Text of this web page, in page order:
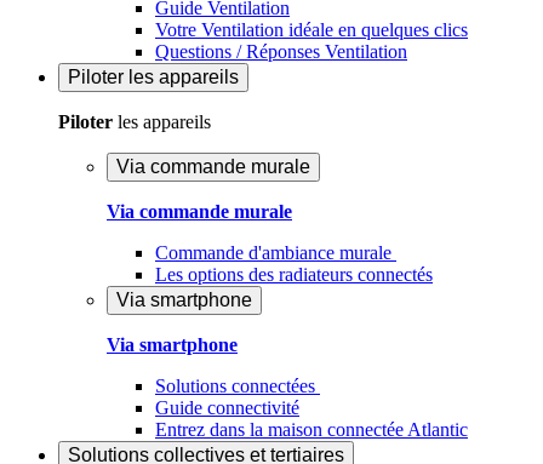
Guide Ventilation
Votre Ventilation idéale en quelques clics
Questions / Réponses Ventilation
Piloter les appareils
Piloter les appareils
Via commande murale
Via commande murale
Commande d'ambiance murale
Les options des radiateurs connectés
Via smartphone
Via smartphone
Solutions connectées
Guide connectivité
Entrez dans la maison connectée Atlantic
Solutions collectives et tertiaires